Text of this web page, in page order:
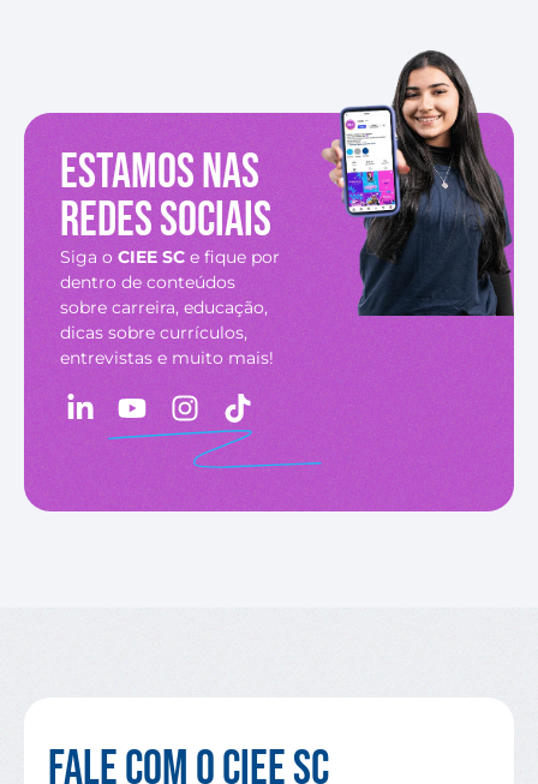
Estamos nas
redes sociais
Siga o CIEE SCe fique por
dentro de conteúdos
sobre carreira, educação,
dicas sobre currículos,
entrevistas e muito mais!
Fale com o CIEE SC